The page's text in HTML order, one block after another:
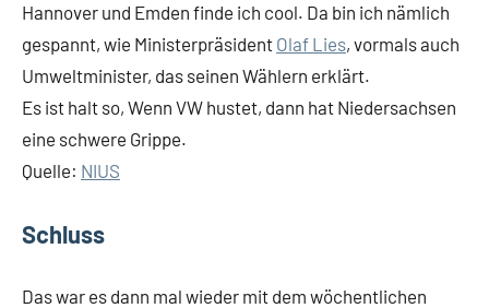
Hannover und Emden finde ich cool. Da bin ich nämlich
gespannt, wie Ministerpräsident Olaf Lies, vormals auch
Umweltminister, das seinen Wählern erklärt.
Es ist halt so, Wenn VW hustet, dann hat Niedersachsen
eine schwere Grippe.
Quelle: NIUS
Schluss
Das war es dann mal wieder mit dem wöchentlichen